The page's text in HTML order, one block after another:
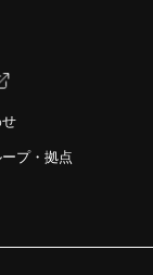
プ・拠点